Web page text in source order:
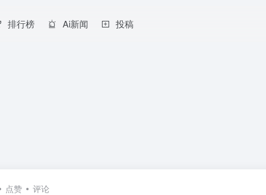
排行榜 Ai新闻 投稿
点赞 评论